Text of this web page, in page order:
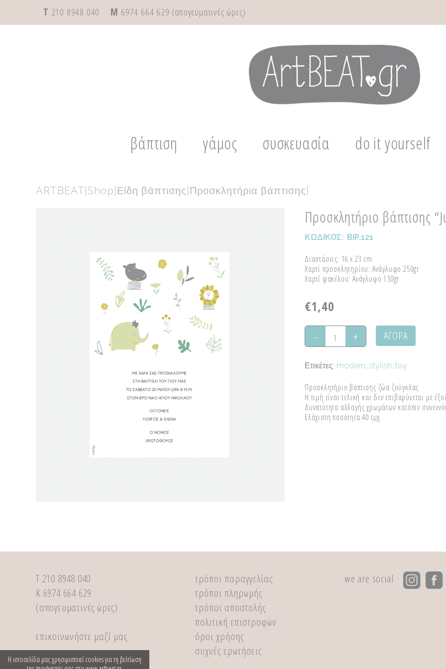
T 210 8948 040 M 6974 664 629 (απογευματινές ώρες)
βάπτιση γάμος συσκευασία do it yourself
ARTBEAT Shop Είδη βάπτισης Προσκλητήρια βάπτισης
Προσκλητήριο βάπτισης
ΚΩΔΙΚΟΣ: BIP.121
Διαστάσεις: 16 x 23 cm
Χαρτί προσκλητηρίου: Ανάγλυφο 250gr
Χαρτί φακέλου: Ανάγλυφο 130gr
€1,40
Προσκλητήριο
"Jungle"
quantity
ΑΓΟΡΑ
Ετικέτες: modern, stylish, toy
Προσκλητήριο βάπτισης ζώα ζούγκλας
Η τιμή είναι τελική και δεν επιβαρύνεται με
Δυνατότητα αλλαγής χρωμάτων κατόπιν
Ελάχιστη ποσότητα 40 τμχ.
Τ 210 8948 040
Κ 6974 664 629
(απογευματινές ώρες)
επικοινωνήστε μαζί μας
τρόποι παραγγελίας
τρόποι πληρωμής
τρόποι αποστολής
πολιτική επιστροφών
όροι χρήσης
συχνές ερωτήσεις
we are social
Η ιστοσελίδα μας χρησιμοποιεί cookies για τη βελτίωση